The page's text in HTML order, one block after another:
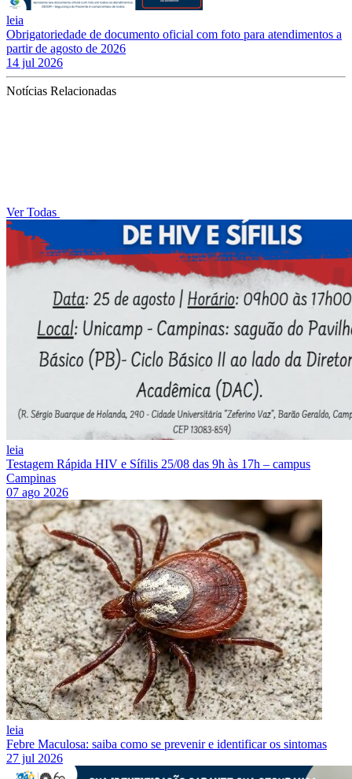
leia
Obrigatoriedade de documento oficial com foto para atendimentos a
partir de agosto de 2026
14 jul 2026
Notícias Relacionadas
Ver Todas
leia
Testagem Rápida HIV e Sífilis 25/08 das 9h às 17h – campus
Campinas
07 ago 2026
leia
Febre Maculosa: saiba como se prevenir e identificar os sintomas
27 jul 2026